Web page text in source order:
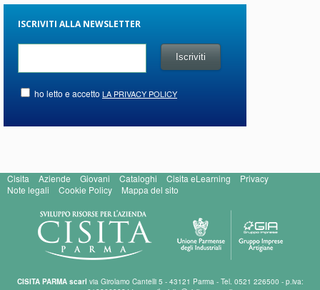
ISCRIVITI ALLA NEWSLETTER
ho letto e accetto LA PRIVACY POLICY
Cisita Aziende Giovani Cataloghi Cisita eLearning
Privacy
Note legali
Cookie Policy Mappa del sito
CISITA PARMA scarl via Girolamo Cantelli 5 - 43121 Parma - Tel. 0521 226500 - p.iva: